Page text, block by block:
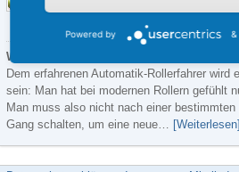
funktioniert es?
TuningBlogger 8. November 2018 -
Warum ist es eigentlich (k)ein Problem
Dem erfahrenen Automatik-Rollerfahrer wird
sein: Man hat bei modernen Rollern gefühlt
Man muss also nicht nach einer
Gang schalten, um eine neue… [Weiterlesen]
Powered by &